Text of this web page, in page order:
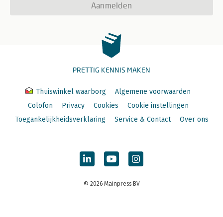
Aanmelden
PRETTIG KENNIS MAKEN
Thuiswinkel waarborg
Algemene voorwaarden
Colofon
Privacy Cookies
Cookie instellingen
Toegankelijkheidsverklaring
Service & Contact Over ons
© 2026 Mainpress BV